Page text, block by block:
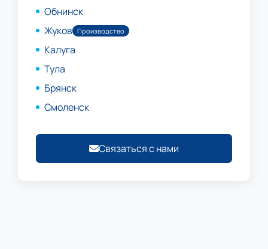
Обнинск
Жуков Производство
Калуга
Тула
Брянск
Смоленск
Связаться с нами